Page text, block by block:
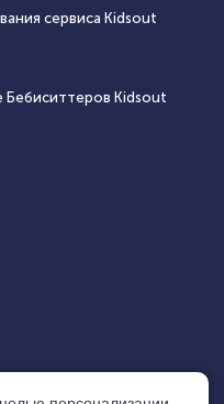
сервиса Кidsout
Kidsout